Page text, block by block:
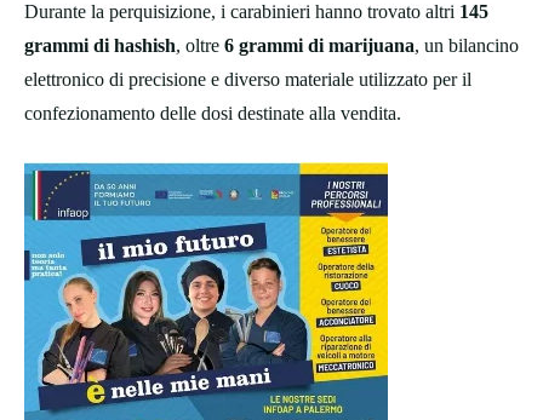
Durante la perquisizione, i carabinieri hanno trovato altri 145
grammi di hashish, oltre 6 grammi di marijuana, un bilancino
elettronico di precisione e diverso materiale utilizzato per il
confezionamento delle dosi destinate alla vendita.